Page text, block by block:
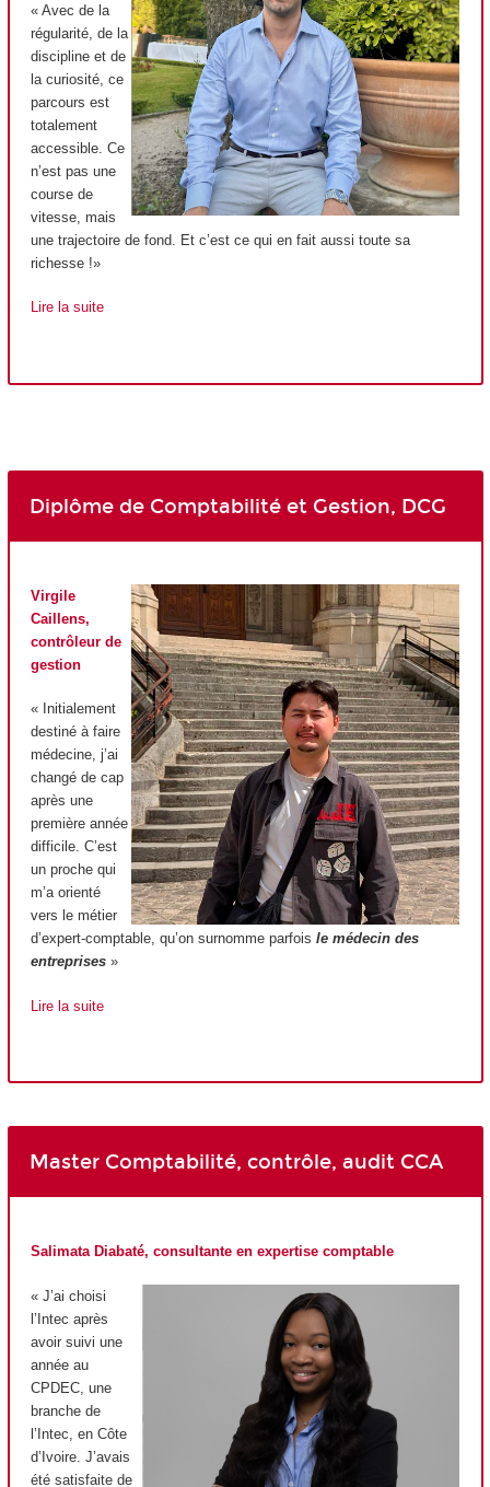
« Avec de la
régularité, de la
discipline et de
la curiosité, ce
parcours est
totalement
accessible. Ce
n’est pas une
course de
vitesse, mais
une trajectoire de fond. Et c’est ce qui en fait aussi toute sa
richesse !»
Lire la suite
Diplôme de Comptabilité et Gestion, DCG
Virgile
Caillens,
contrôleur de
gestion
« Initialement
destiné à faire
médecine, j’ai
changé de cap
après une
première année
difficile. C’est
un proche qui
m’a orienté
vers le métier
d’expert-comptable, qu’on surnomme parfois le médecin des
entreprises »
Lire la suite
Master Comptabilité, contrôle, audit CCA
Salimata Diabaté, consultante en expertise comptable
« J’ai choisi
l’Intec après
avoir suivi une
année au
CPDEC, une
branche de
l’Intec, en Côte
d’Ivoire. J’avais
été satisfaite de